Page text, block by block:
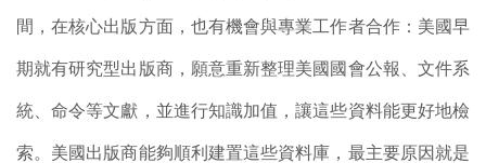
間，在核心出版方面，也有機會與專業工作者合作：美國早
期就有研究型出版商，願意重新整理美國國會公報、文件系
統、命令等文獻，並進行知識加值，讓這些資料能更好地檢
索。美國出版商能夠順利建置這些資料庫，最主要原因就是